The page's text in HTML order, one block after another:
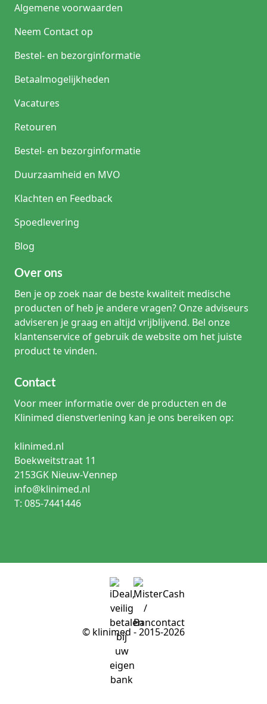
Algemene voorwaarden
Neem Contact op
Bestel- en bezorginformatie
Betaalmogelijkheden
Vacatures
Retouren
Bestel- en bezorginformatie
Duurzaamheid en MVO
Klachten en Feedback
Spoedlevering
Blog
Over ons
Ben je op zoek naar de beste kwaliteit medische
producten of heb je andere vragen? Onze adviseurs
adviseren je graag en altijd vrijblijvend. Bel onze
klantenservice of gebruik de website om het juiste
product te vinden.
Contact
Voor meer informatie over de producten en de
Klinimed dienstverlening kan je ons bereiken op:
klinimed.nl
Boekweitstraat 11
2153GK Nieuw-Vennep
info@klinimed.nl
T: 085-7441446
© klinimed - 2015-2026